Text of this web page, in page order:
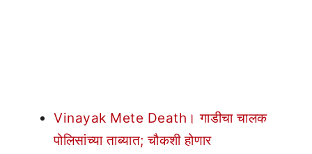
Vinayak Mete Death। गाडीचा चालक
पोलिसांच्या ताब्यात; चौकशी होणार